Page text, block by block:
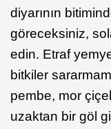
diyarının
göreceksiniz,
edin. Etraf
bitkiler
pembe, mor
uzaktan bir göl